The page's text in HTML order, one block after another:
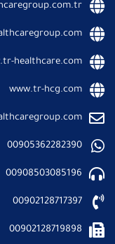
healthcare.com
www.tr-hcg.com
00905362282390
00908503085196
00902128717397
00902128719898